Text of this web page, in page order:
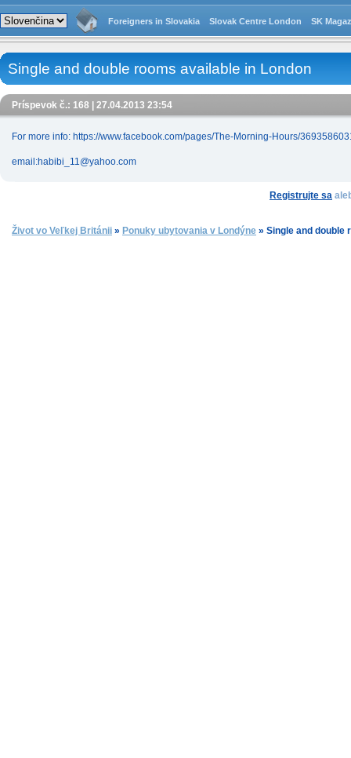
Foreigners in Slovakia Slovak Centre London SK
Single and double rooms available in London
Príspevok č.: 168 | 27.04.2013 23:54
For more info: https://www.facebook.com/pages/The-Morning-Hours/
email:habibi_11@yahoo.com
Registrujte sa
Život vo Veľkej Británii » Ponuky ubytovania v Londýne » Single and double